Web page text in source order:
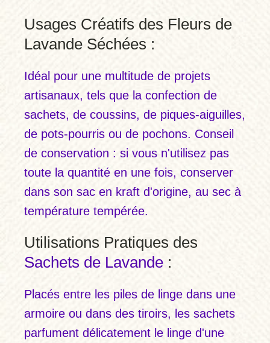
Usages Créatifs des Fleurs de
Lavande Séchées :
Idéal pour une multitude de projets
artisanaux, tels que la confection de
sachets, de coussins, de piques-aiguilles,
de pots-pourris ou de pochons. Conseil
de conservation : si vous n'utilisez pas
toute la quantité en une fois, conserver
dans son sac en kraft d'origine, au sec à
température tempérée.
Utilisations Pratiques des
Sachets de Lavande :
Placés entre les piles de linge dans une
armoire ou dans des tiroirs, les sachets
parfument délicatement le linge d'une